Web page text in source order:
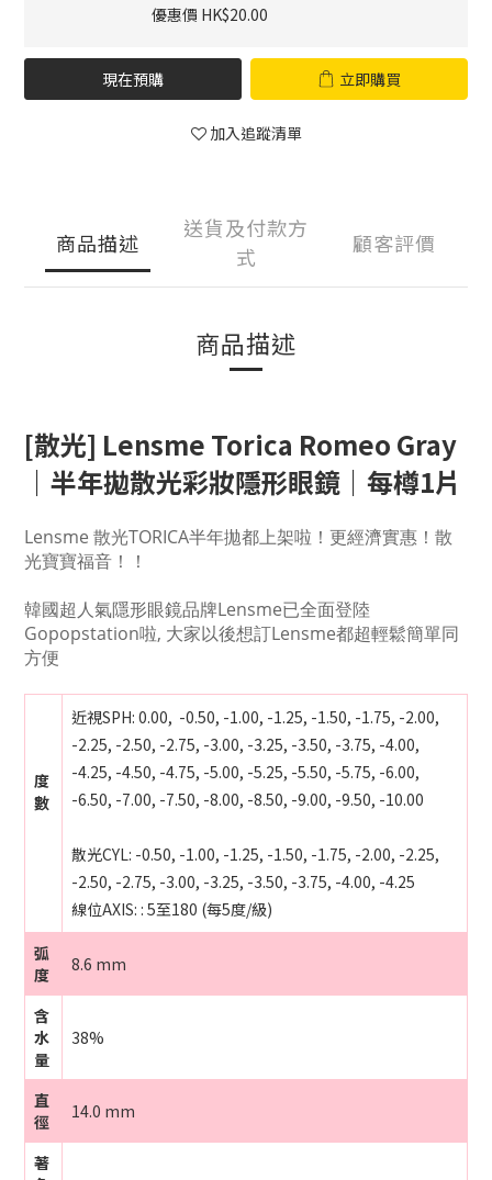
優惠價 HK$20.00
現在預購 立即購買
加入追蹤清單
商品描述
送貨及付款方
式
顧客評價
商品描述
[散光] Lensme Torica Romeo Gray
｜半年拋散光彩妝隱形眼鏡｜每樽1片
Lensme 散光TORICA半年拋都上架啦！更經濟實惠！散
光寶寶福音！！
韓國超人氣隱形眼鏡品牌Lensme已全面登陸
Gopopstation啦, 大家以後想訂Lensme都超輕鬆簡單同
方便
度
數
近視SPH: 0.00, -0.50, -1.00, -1.25, -1.50, -1.75, -2.00,
-2.25, -2.50, -2.75, -3.00, -3.25, -3.50, -3.75, -4.00,
-4.25, -4.50, -4.75, -5.00, -5.25, -5.50, -5.75, -6.00,
-6.50, -7.00, -7.50, -8.00, -8.50, -9.00, -9.50, -10.00
散光CYL: -0.50, -1.00, -1.25, -1.50, -1.75, -2.00, -2.25,
-2.50, -2.75, -3.00, -3.25, -3.50, -3.75, -4.00, -4.25
線位AXIS: : 5至180 (每5度/級)
弧
度
8.6 mm
含
水
量
38%
直
徑
14.0 mm
著